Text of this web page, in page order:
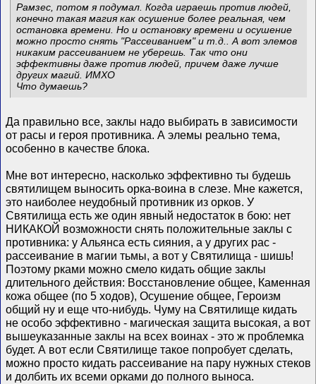
Рамзес, потом я подумал. Когда играешь против людей,
конечно такая магия как осушение более реальная, чем
остановка времени. Но и остановку времени и осушение
можно просто снять "Рассеиванием" и т.д.. А вот элемов
никаким рассеиванием не уберешь. Так что они
эффективны даже против людей, причем даже лучше
других магий. ИМХО
Что думаешь?
Да правильно все, заклы надо выбирать в зависимости
от расы и героя противника. А элемы реально тема,
особенно в качестве блока.
Мне вот интересно, насколько эффективно ты будешь
святилищем выносить орка-воина в слезе. Мне кажется,
это наиболее неудобный противник из орков. У
Святилища есть же один явный недостаток в бою: нет
НИКАКОЙ возможности снять положительные заклы с
противника: у Альянса есть сияния, а у других рас -
рассеивание в магии тьмы, а вот у Святилища - шишь!
Поэтому рками можно смело кидать общие заклы
длительного действия: Восстановление общее, Каменная
кожа общее (по 5 ходов), Осушение общее, Героизм
общий ну и еще что-нибудь. Чуму на Святилище кидать
не особо эффективно - магическая защита высокая, а вот
вышеуказанные заклы на всех воинах - это ж проблемка
будет. А вот если Святилище такое попробует сделать,
можно просто кидать рассеивание на пару нужных стеков
и долбить их всеми орками до полного выноса.